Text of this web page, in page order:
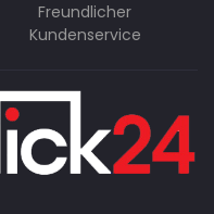
Freundlicher
Kundenservice